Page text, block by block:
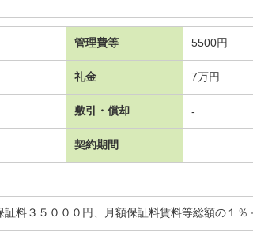
管理費等 5500円
礼金 7万円
敷引・償却 -
契約期間
料３５０００円、月額保証料賃料等総額の１％